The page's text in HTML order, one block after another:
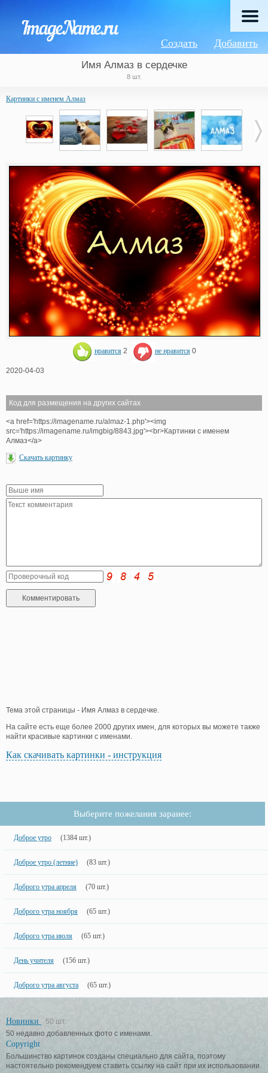
Добавить
Создать
Имя Алмаз в сердечке
8 шт.
Картинки с именем Алмаз
нравится 2 не нравится 0
2020-04-03
Код для размещения на других сайтах
<a href='https://imagename.ru/almaz-1.php'><img
src='https://imagename.ru/imgbig/8843.jpg'><br>Картинки с именем
Алмаз</a>
Скачать картинку
Тема этой страницы - Имя Алмаз в сердечке.
На сайте есть еще более 2000 других имен, для которых вы можете также
найти красивые картинки с именами.
Как скачивать картинки - инструкция
Выберите пожелания заранее:
Доброе утро (1384 шт.)
Доброе утро (летние) (83 шт.)
Доброго утра апреля (70 шт.)
Доброго утра ноября (65 шт.)
Доброго утра июля (65 шт.)
День учителя (156 шт.)
Доброго утра августа (65 шт.)
Новинки
50 шт.
50 недавно добавленных фото с именами.
Copyright
Большинство картинок созданы специально для сайта, поэтому
настоятельно рекомендуем ставить ссылку на сайт при их использовании.